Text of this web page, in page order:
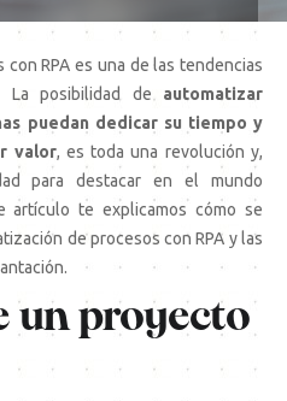
RPA es una de las tendencias
La posibilidad de automatizar
puedan dedicar su tiempo y
valor, es toda una revolución y,
para destacar en el mundo
artículo te explicamos cómo se
de procesos con RPA y las
un proyecto